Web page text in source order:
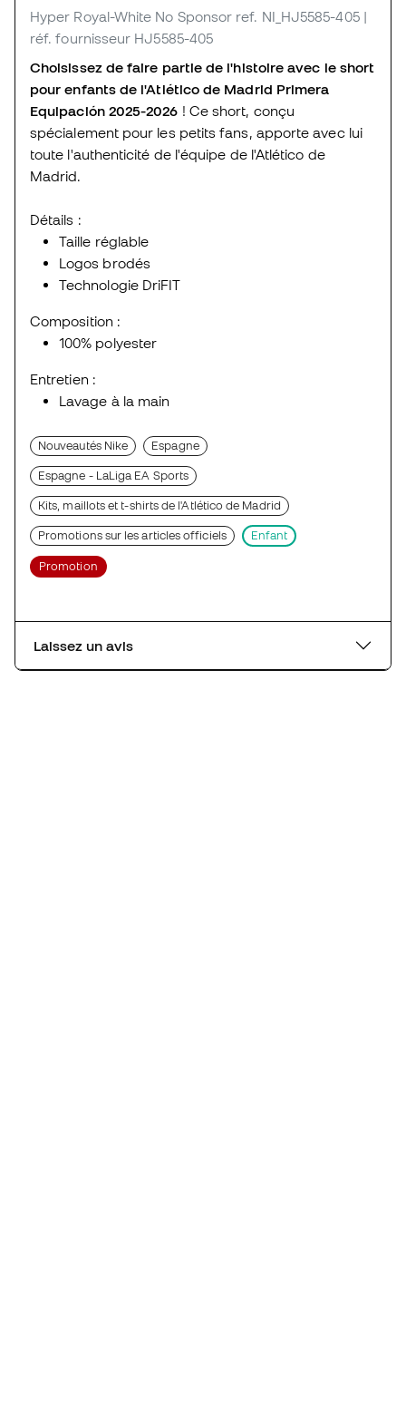
Hyper Royal-White No Sponsor ref. NI_HJ5585-405 |
réf. fournisseur HJ5585-405
Choisissez de faire partie de l'histoire avec le short
pour enfants de l'Atlético de Madrid Primera
Equipación 2025-2026 ! Ce short, conçu
spécialement pour les petits fans, apporte avec lui
toute l'authenticité de l'équipe de l'Atlético de
Madrid.
Détails :
Taille réglable
Logos brodés
Technologie DriFIT
Composition :
100% polyester
Entretien :
Lavage à la main
Nouveautés Nike Espagne
Espagne - LaLiga EA Sports
Kits, maillots et t-shirts de l'Atlético de Madrid
Promotions sur les articles officiels Enfant
Promotion
Laissez un avis